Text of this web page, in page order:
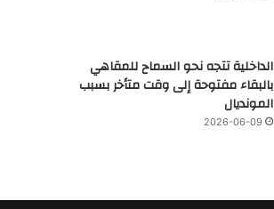
الداخلية تتجه نحو السماح للمقاهي
بالبقاء مفتوحة إلى وقت متأخر بسبب
المونديال
2026-06-09